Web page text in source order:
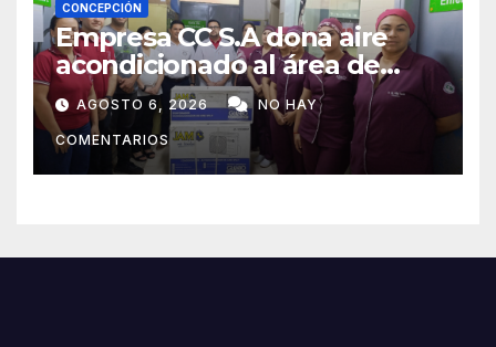
CONCEPCIÓN
Empresa CC S.A dona aire
acondicionado al área de
maternidad del IPS de
Concepción
AGOSTO 6, 2026 NO HAY
COMENTARIOS